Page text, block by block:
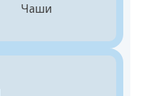
Чаши